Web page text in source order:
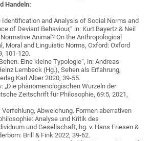
Handeln:
Identification and Analysis of Social Norms and
of Deviant Behaviour,“ in: Kurt Bayertz & Neil
Animal? On the Anthropological
Moral and Linguistic Norms, Oxford: Oxford
101-120.
Eine kleine Typologie“, in: Andreas
Lembeck (Hg.), Sehen als Erfahrung,
Karl Alber 2020, 39-55.
„Die phänomenologischen Wurzeln der
Zeitschrift für Philosophie, 69:5, 2021,
Verfehlung, Abweichung. Formen aberrativen
Analyse und Kritik des
und Gesellschaft, hg. v. Hans Friesen &
Brill & Fink 2022, 39-62.